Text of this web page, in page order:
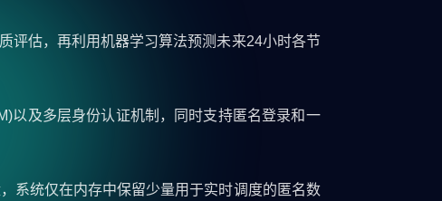
评估，再利用机器学习算法预测未来24小时各节
以及多层身份认证机制，同时支持匿名登录和一
系统仅在内存中保留少量用于实时调度的匿名数